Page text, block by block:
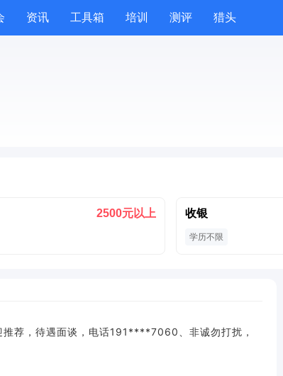
资讯 工具箱 培训 测评 猎头
2500元以上 收银
学历不限
荐，待遇面谈，电话191****7060、非诚勿打扰，